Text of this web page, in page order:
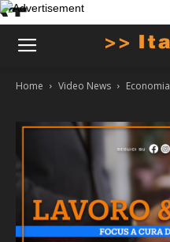
Home Video News Economia